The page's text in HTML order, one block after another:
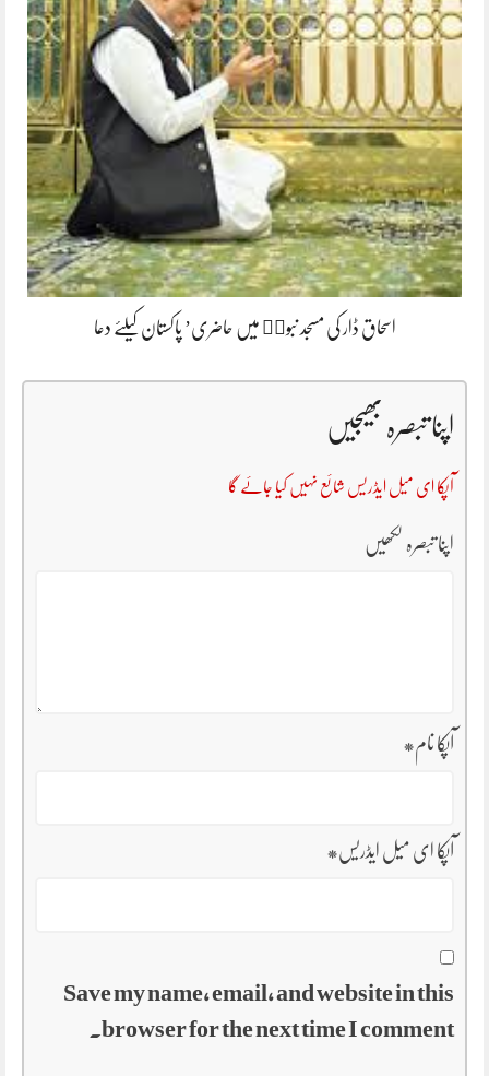
اسحاق ڈار کی مسجد نبویۖ میں حاضری’ پاکستان کیلئے دعا
اپنا تبصرہ بھیجیں
آپکا ای میل ایڈریس شائع نہیں کیا جائے گا
اپنا تبصرہ لکھیں
آپکا نام*
آپکا ای میل ایڈریس*
Save my name, email, and website in this
browser for the next time I comment.